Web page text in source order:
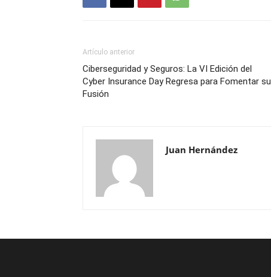
Artículo anterior
Ciberseguridad y Seguros: La VI Edición del
Cyber Insurance Day Regresa para Fomentar su
Fusión
Juan Hernández